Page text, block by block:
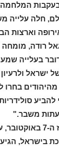
המלחמה
חלה עלייה
וארצות
רודה, מומחה
בעלייה
ישראל ולרעיון
בחרו
משבר."
רודה מציין כי מאז
בישראל,